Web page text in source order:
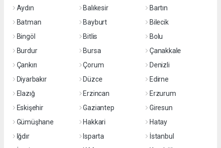
Aydın
Balıkesir
Bartın
Batman
Bayburt
Bilecik
Bingöl
Bitlis
Bolu
Burdur
Bursa
Çanakkale
Çankırı
Çorum
Denizli
Diyarbakır
Düzce
Edirne
Elazığ
Erzincan
Erzurum
Eskişehir
Gaziantep
Giresun
Gümüşhane
Hakkari
Hatay
Iğdır
Isparta
İstanbul